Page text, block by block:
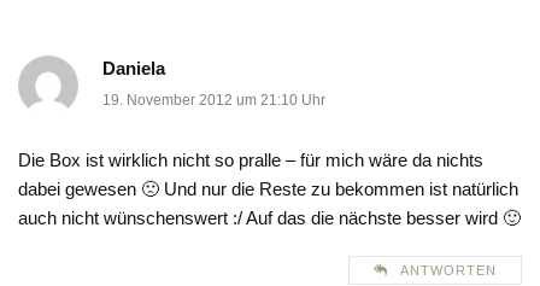
Daniela
19. November 2012 um 21:10 Uhr
Die Box ist wirklich nicht so pralle – für mich wäre da nichts
dabei gewesen 🙁 Und nur die Reste zu bekommen ist natürlich
auch nicht wünschenswert :/ Auf das die nächste besser wird 🙂
ANTWORTEN